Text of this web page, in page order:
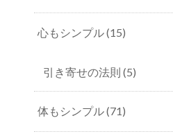
心もシンプル(15)
引き寄せの法則 (5)
体もシンプル(71)